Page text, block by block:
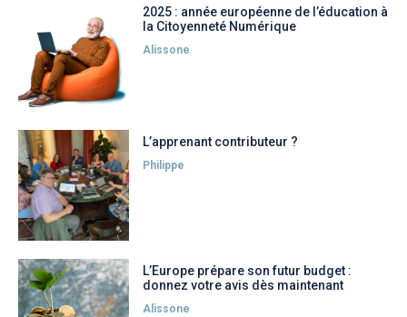
2025 : année européenne de l’éducation à
la Citoyenneté Numérique
Alissone
L’apprenant contributeur ?
Philippe
L’Europe prépare son futur budget :
donnez votre avis dès maintenant
Alissone